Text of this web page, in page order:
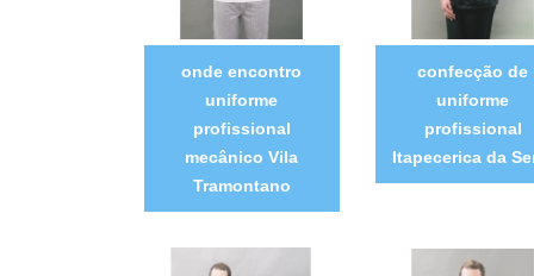
onde encontro
uniforme
profissional
mecânico Vila
Tramontano
confecção de
uniforme
profissional
Itapecerica da